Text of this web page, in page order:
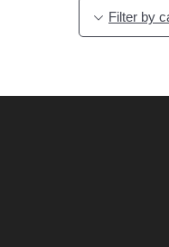
Filter by